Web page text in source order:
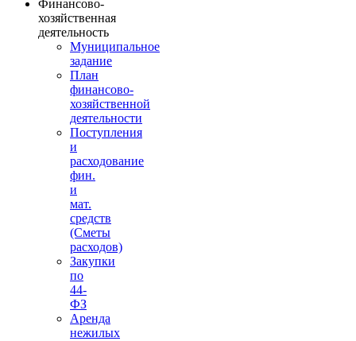
Финансово-
хозяйственная
деятельность
Муниципальное
задание
План
финансово-
хозяйственной
деятельности
Поступления
и
расходование
фин.
и
мат.
средств
(Сметы
расходов)
Закупки
по
44-
ФЗ
Аренда
нежилых